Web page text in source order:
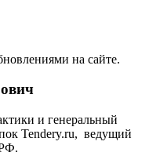
на сайте.
и генеральный
Tendery.ru, ведущий